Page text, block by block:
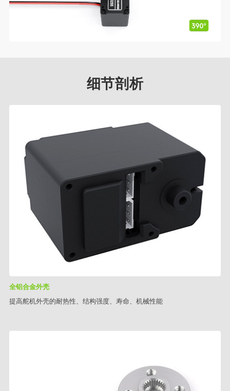
细节剖析
全铝合金外壳
提高舵机外壳的耐热性、结构强度、寿命、机械性能